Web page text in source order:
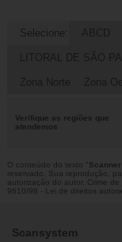
Selecione: ABCD
LITORAL DE SÃO
Zona Norte Zona
Verifique as regiões que
atendemos
O conteúdo do texto "
reservado. Sua reprodução,
autorização do autor. Crime
9610/98 - Lei de direitos
Scansystem